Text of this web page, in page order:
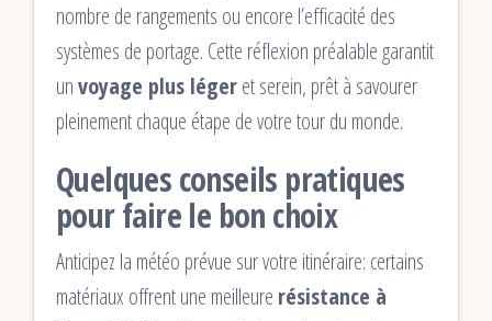
nombre de rangements ou encore l’efficacité des
systèmes de portage. Cette réflexion préalable garantit
unvoyage plus légeret serein, prêt à savourer
pleinement chaque étape de votre tour du monde.
Quelques conseils pratiques
pour faire le bon choix
Anticipez la météo prévue sur votre itinéraire: certains
matériaux offrent une meilleure résistance à